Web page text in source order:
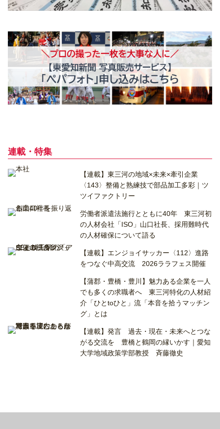
連載・特集
【連載】東三河の地域×未来×牽引企業
〈143〉整備と熟練技で部品加工多彩｜ツ
ツイファクトリー
労働者派遣法施行とともに40年 東三河初
の人材会社「ISO」山口社長、採用難時代
の人材確保について語る
【連載】エンジョイサッカー〈112〉進路
をつなぐ中高交流 2026ララフェス開催
【蒲郡・豊橋・豊川】魅力ある企業を一人
でも多くの求職者へ 東三河特化の人材紹
介「ひとtoひと」流「本音を拾うマッチン
グ」とは
【連載】発言 過去・現在・未来へとつな
がる交流を 豊橋と鶴岡の縁いかす｜愛知
大学地域政策学部教授 斉藤徹史